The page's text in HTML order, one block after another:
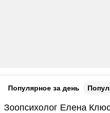
Популярное за день
Зоопсихолог Елена